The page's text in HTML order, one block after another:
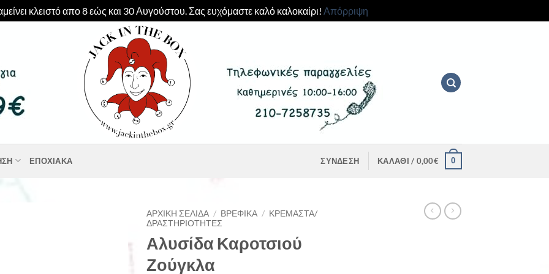
κλειστό απο 8 εώς και 30 Αυγούστου. Σας ευχόμαστε καλό καλοκαίρι! Απόρριψη
ΕΠΟΧΙΑΚΆ ΣΎΝΔΕΣΗ ΚΑΛΆΘΙ / 0,00€ 0
ΑΡΧΙΚΉ ΣΕΛΊΔΑ / ΒΡΕΦΙΚΆ / ΚΡΕΜΑΣΤΆ/
ΔΡΑΣΤΗΡΙΌΤΗΤΕΣ
Αλυσίδα Καροτσιού
Ζούγκλα